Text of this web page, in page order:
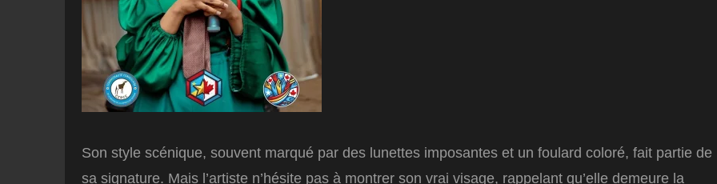
Son style scénique, souvent marqué par des lunettes imposantes et un foulard coloré, fait partie de
sa signature. Mais l’artiste n’hésite pas à montrer son vrai visage, rappelant qu’elle demeure la